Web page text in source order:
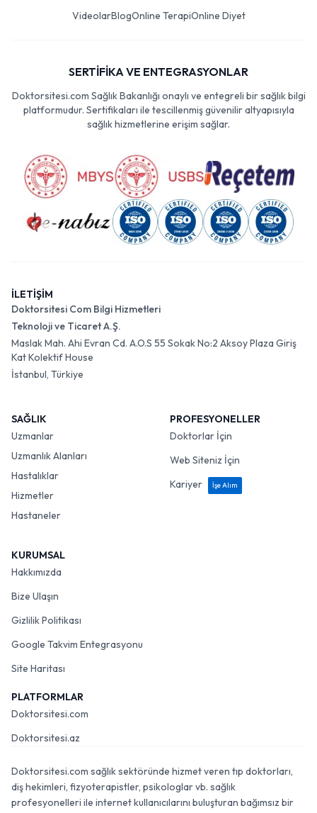
VideolarBlogOnline TerapiOnline Diyet
SERTİFİKA VE ENTEGRASYONLAR
Doktorsitesi.com Sağlık Bakanlığı onaylı ve entegreli bir sağlık bilgi
platformudur. Sertifikaları ile tescillenmiş güvenilir altyapısıyla
sağlık hizmetlerine erişim sağlar.
İLETİŞİM
Doktorsitesi Com Bilgi Hizmetleri
Teknoloji ve Ticaret A.Ş.
Maslak Mah. Ahi Evran Cd. A.O.S 55 Sokak No:2 Aksoy Plaza Giriş
Kat Kolektif House
İstanbul, Türkiye
SAĞLIK
Uzmanlar
Uzmanlık Alanları
Hastalıklar
Hizmetler
Hastaneler
PROFESYONELLER
Doktorlar İçin
Web Siteniz İçin
Kariyer
İşe Alım
KURUMSAL
Hakkımızda
Bize Ulaşın
Gizlilik Politikası
Google Takvim Entegrasyonu
Site Haritası
PLATFORMLAR
Doktorsitesi.com
Doktorsitesi.az
Doktorsitesi.com sağlık sektöründe hizmet veren tıp doktorları,
diş hekimleri, fizyoterapistler, psikologlar vb. sağlık
profesyonelleri ile internet kullanıcılarını buluşturan bağımsız bir